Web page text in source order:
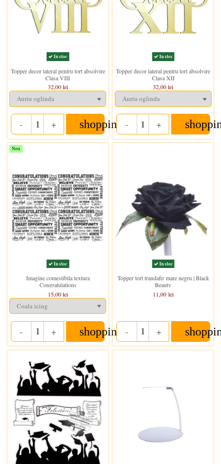
In stoc
Topper decor lateral pentru tort absolvire
Clasa VIII
32,00 lei
- Quantity
+ shopping_cart
In stoc
Topper decor lateral pentru tort absolvire
Clasa XII
32,00 lei
- Quantity
+
Nou
In stoc
Imagine comestibila textura
Congratulations
15,00 lei
- Quantity
+ shopping_cart
In stoc
Topper tort trandafir mare negru | Black
Beauty
11,00 lei
- Quantity
+